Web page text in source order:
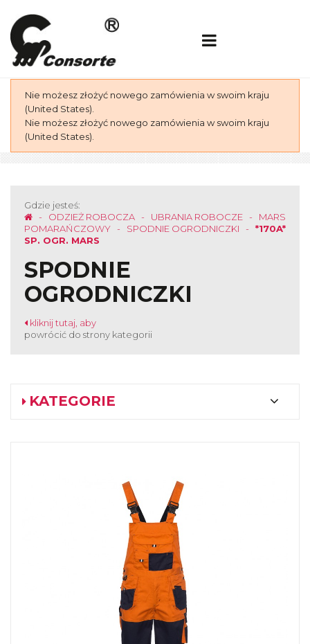
Nie możesz złożyć nowego zamówienia w swoim kraju
(United States).
Nie możesz złożyć nowego zamówienia w swoim kraju
(United States).
Gdzie jesteś:
ODZIEŻ ROBOCZA
UBRANIA ROBOCZE
MARS
POMARAŃCZOWY
SPODNIE OGRODNICZKI
*170A*
SP. OGR. MARS
SPODNIE
OGRODNICZKI
kliknij tutaj, aby
powrócić do strony kategorii
KATEGORIE